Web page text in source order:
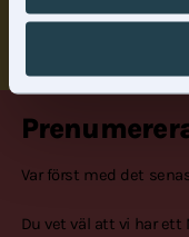
Var först med det
Du vet väl att vi har ett